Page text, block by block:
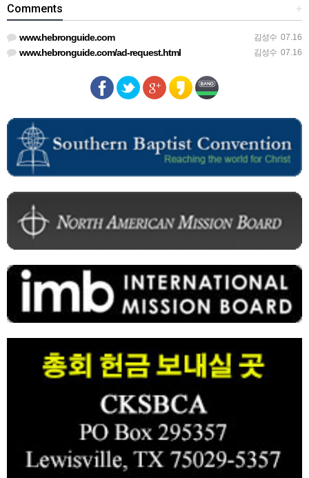
+
Comments
김성수 07.16
www.hebronguide.com
김성수 07.16
www.hebronguide.com/ad-request.html